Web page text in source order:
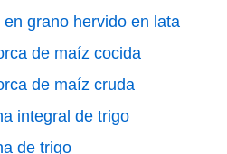
en grano hervido en lata
de maíz cocida
de maíz cruda
integral de trigo
de trigo